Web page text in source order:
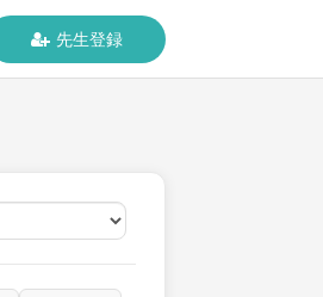
先生登録